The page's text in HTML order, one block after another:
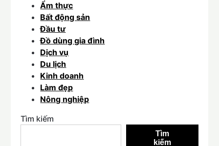
Ẩm thực
Bất động sản
Đầu tư
Đồ dùng gia đình
Dịch vụ
Du lịch
Kinh doanh
Làm đẹp
Nông nghiệp
Tìm kiếm
Tìm
kiếm